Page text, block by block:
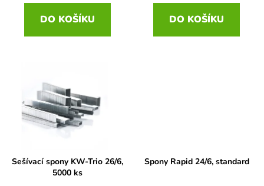
DO KOŠÍKU DO KOŠÍKU
Sešívací spony KW-Trio 26/6,
5000 ks
Spony Rapid 24/6, standard